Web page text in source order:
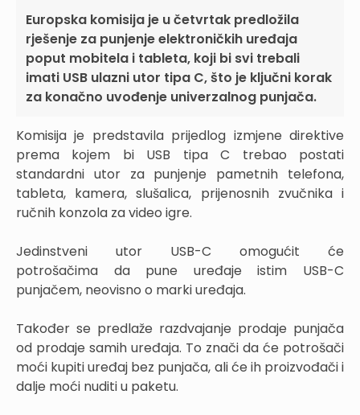
Europska komisija je u četvrtak predložila
rješenje za punjenje elektroničkih uređaja
poput mobitela i tableta, koji bi svi trebali
imati USB ulazni utor tipa C, što je ključni korak
za konačno uvođenje univerzalnog punjača.
Komisija je predstavila prijedlog izmjene direktive
prema kojem bi USB tipa C trebao postati
standardni utor za punjenje pametnih telefona,
tableta, kamera, slušalica, prijenosnih zvučnika i
ručnih konzola za video igre.
Jedinstveni utor USB-C omogućit će
potrošačima da pune uređaje istim USB-C
punjačem, neovisno o marki uređaja.
Također se predlaže razdvajanje prodaje punjača
od prodaje samih uređaja. To znači da će potrošači
moći kupiti uređaj bez punjača, ali će ih proizvođači i
dalje moći nuditi u paketu.